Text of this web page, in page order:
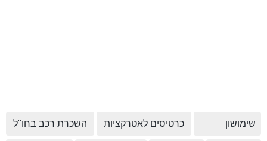
שימושון כרטיסים לאטרקציות השכרת רכב בחו"ל